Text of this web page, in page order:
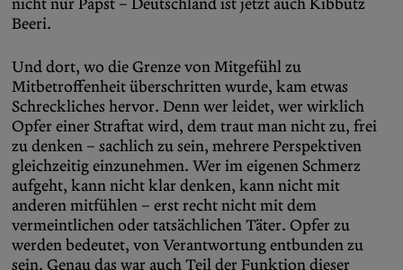
Beeri.
Und dort, wo die Grenze von Mitgefühl zu
Mitbetroffenheit überschritten wurde, kam etwas
Schreckliches hervor. Denn wer leidet, wer wirklich
Opfer einer Straftat wird, dem traut man nicht zu, frei
zu denken – sachlich zu sein, mehrere Perspektiven
gleichzeitig einzunehmen. Wer im eigenen Schmerz
aufgeht, kann nicht klar denken, kann nicht mit
anderen mitfühlen – erst recht nicht mit dem
vermeintlichen oder tatsächlichen Täter. Opfer zu
werden bedeutet, von Verantwortung entbunden zu
sein. Genau das war auch Teil der Funktion dieser